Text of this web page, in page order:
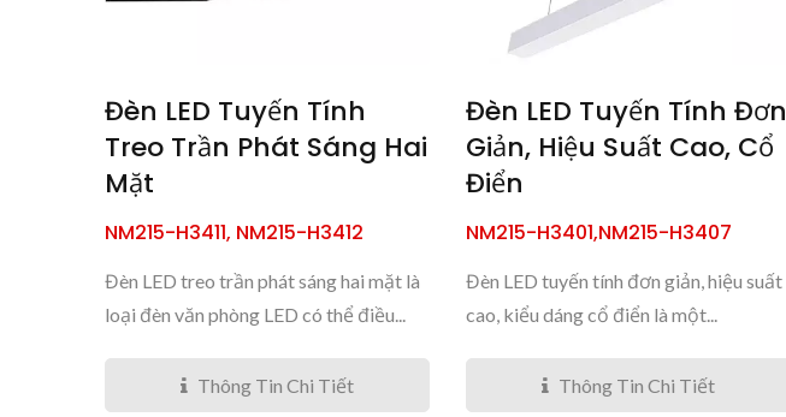
Đèn LED Tuyến Tính
Treo Trần Phát Sáng Hai
Mặt
NM215-H3411, NM215-H3412
Đèn LED treo trần phát sáng hai mặt là
loại đèn văn phòng LED có thể điều...
Thông Tin Chi Tiết
Đèn LED Tuyến Tính Đơn
Giản, Hiệu Suất Cao, Cổ
Điển
NM215-H3401,NM215-H3407
Đèn LED tuyến tính đơn giản, hiệu suất
cao, kiểu dáng cổ điển là một...
Thông Tin Chi Tiết